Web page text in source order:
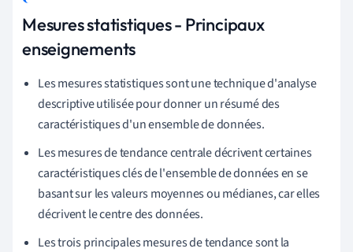
Mesures statistiques - Principaux
enseignements
Les mesures statistiques sont une technique d'analyse
descriptive utilisée pour donner un résumé des
caractéristiques d'un ensemble de données.
Les mesures de tendance centrale décrivent certaines
caractéristiques clés de l'ensemble de données en se
basant sur les valeurs moyennes ou médianes, car elles
décrivent le centre des données.
Les trois principales mesures de tendance sont la